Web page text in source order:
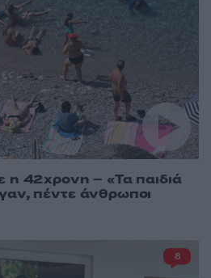
η 42χρονη – «Τα παιδιά
πέντε άνθρωποι
8